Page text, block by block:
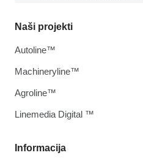
Informacija
Naši projekti
Autoline™
Machineryline™
Agroline™
Linemedia Digital ™